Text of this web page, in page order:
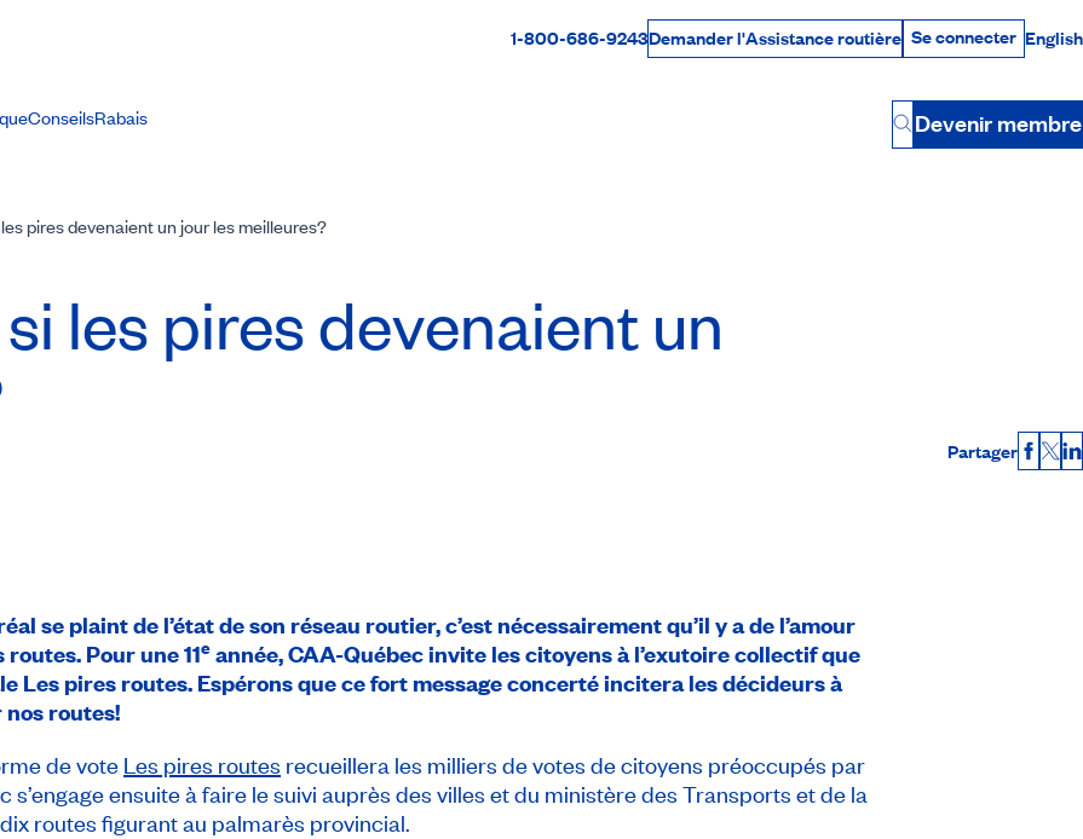
Par téléphone
1-800-686-9243Demander l'Assistance routière Se connecter
Se connecter English
ConseilsRabais
Button
Devenir membre
pires devenaient un jour les meilleures?
les pires devenaient un
Partager X
se plaint de l’état de son réseau routier, c’est nécessairement qu’il y a de l’amour
Pour une 11e année, CAA-Québec invite les citoyens à l’exutoire collectif que
Les pires routes. Espérons que ce fort message concerté incitera les décideurs à
routes!
de vote Les pires routes recueillera les milliers de votes de citoyens préoccupés par
s’engage ensuite à faire le suivi auprès des villes et du ministère des Transports et de la
routes figurant au palmarès provincial.